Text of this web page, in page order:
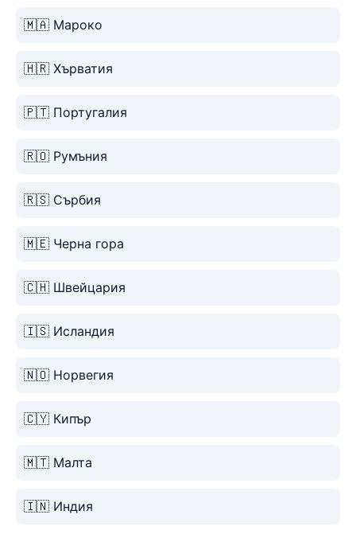
🇲🇦 Мароко
🇭🇷 Хърватия
🇵🇹 Португалия
🇷🇴 Румъния
🇷🇸 Сърбия
🇲🇪 Черна гора
🇨🇭 Швейцария
🇮🇸 Исландия
🇳🇴 Норвегия
🇨🇾 Кипър
🇲🇹 Малта
🇮🇳 Индия